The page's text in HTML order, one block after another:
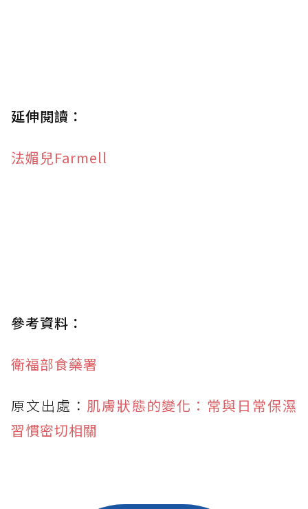
延伸閱讀：
法媚兒Farmell
參考資料：
衛福部食藥署
原文出處： 肌膚狀態的變化：常與日常保濕
習慣密切相關